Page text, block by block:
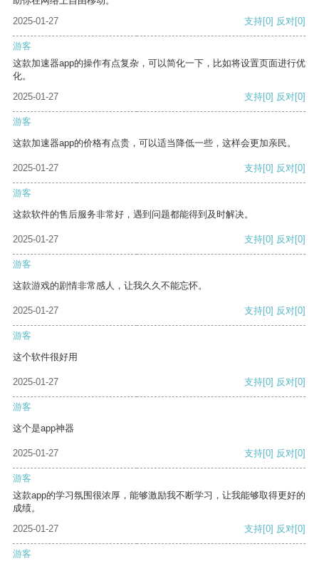
2025-01-27
支持[0] 反对[0]
游客
这款加速器app的操作有点复杂，可以简化一下，比如将设置页面进行优
化。
2025-01-27
支持[0] 反对[0]
游客
这款加速器app的价格有点贵，可以适当降低一些，这样会更加亲民。
2025-01-27 支持[0] 反对[0]
游客
这款软件的售后服务非常好，遇到问题都能得到及时解决。
2025-01-27 支持[0] 反对[0]
游客
这款游戏的剧情非常感人，让我久久不能忘怀。
2025-01-27 支持[0] 反对[0]
游客
这个软件很好用
2025-01-27 支持[0] 反对[0]
游客
这个是app神器
2025-01-27 支持[0] 反对[0]
游客
这款app的学习氛围很浓厚，能够激励我不断学习，让我能够取得更好的
成绩。
2025-01-27
支持[0] 反对[0]
游客